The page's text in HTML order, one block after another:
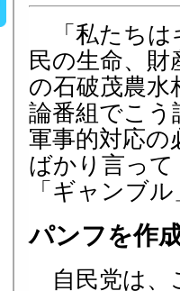
「私たちは
民の生命、
の石破茂農水
論番組でこう
軍事的対応の
ばかり言っ
「ギャンブ
パンフを作
自民党は、